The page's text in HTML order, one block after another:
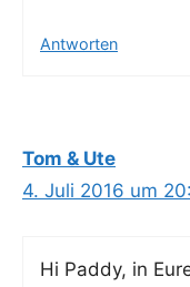
Antworten
Tom & Ute
4. Juli 2016 um
Hi Pad­dy, in